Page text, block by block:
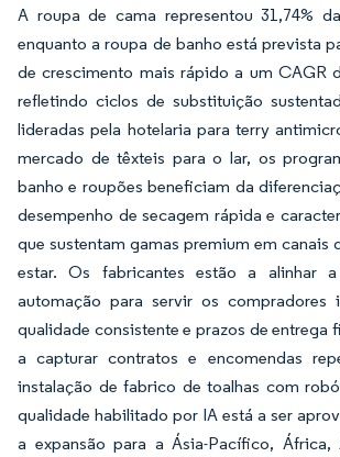
A roupa de cama representou 31,74%
enquanto a roupa de banho está prevista
de crescimento mais rápido a um CAGR
refletindo ciclos de substituição
lideradas pela hotelaria para terry
mercado de têxteis para o lar, os
banho e roupões beneficiam da
desempenho de secagem rápida e
que sustentam gamas premium em canais
estar. Os fabricantes estão a alinhar
automação para servir os compradores
qualidade consistente e prazos de entrega
a capturar contratos e encomendas
instalação de fabrico de toalhas com
qualidade habilitado por IA está a ser
a expansão para a Ásia-Pacífico, África,